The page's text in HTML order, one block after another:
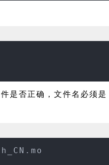
是否正确，文件名必